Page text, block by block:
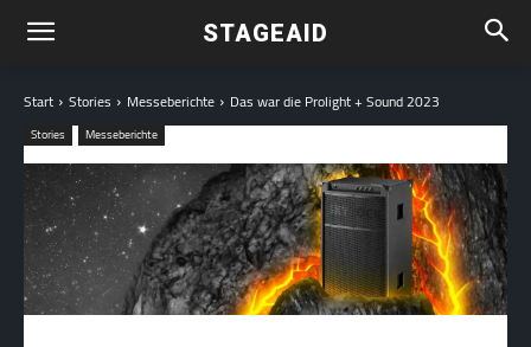
STAGEAID
Start Stories Messeberichte Das war die Prolight + Sound 2023
Stories Messeberichte